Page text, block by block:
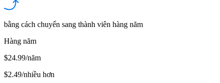
bằng cách chuyển sang thành viên hàng năm
Hàng năm
$24.99/năm
$2.49/nhiều hơn